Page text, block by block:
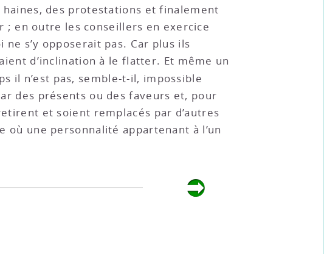
des protestations et finalement
; en outre les conseillers en exercice
s’y opposerait pas. Car plus ils
d’inclination à le flatter. Et même un
il n’est pas, semble-t-il, impossible
des présents ou des faveurs et, pour
et soient remplacés par d’autres
où une personnalité appartenant à l’un